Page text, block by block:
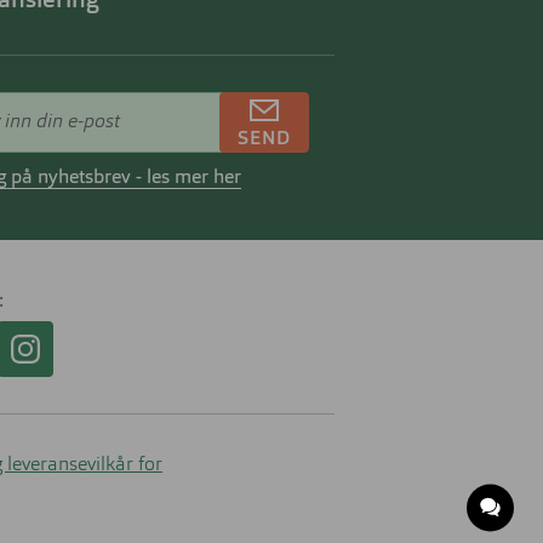
SEND
på nyhetsbrev - les mer her
leveransevilkår for